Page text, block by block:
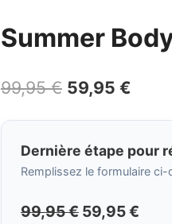
Summer
99,95€ Le
initial
était :
59,95 €Le
est :
Dernière étape pour
Remplissez le formulaire
99,95€ Le
59,95€Le